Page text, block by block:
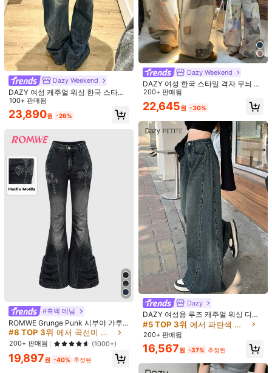
4.92 1.1M 팔로워
4.92
4.92 1.1M 팔로워
4.92 1.1M 팔로워
4.92 1.1M 팔로워
4.92 1.1M 팔로워
4.92 1.1M 팔로워
1.1M 팔로워
29,290 원
26% OFF
25,490
26% OFF
19,690원 9,860원
좋은 품질 (9999+) 예쁨 (9999+)
마음에 드실 거예요.
추천순 속옷 & 잠옷 의류 액세서리 가방 & 러기지 신발 스포츠
#패독 프린세스
Dazy Weekend
DAZY 여성 캐주얼 워싱 한국 스타일
스트릿웨어 청바지
100+ 판매됨
23,890원 -26%
#흑백 데님
ROMWE Grunge Punk 시부야 갸루
서브컬처 Y2K 레트로 리바이벌 크로
스 메탈 스터드 스키니 헤짐 디스트레
스드 여성 Kpop 로우 웨이스트 플레
어 데님 팬츠
#8 TOP 3위 에서 곡선미 여성 데님
200+ 판매됨 (1000+)
19,897원 -40% 추정된
Dazy Weekend
DAZY 여성 한국 스타일 격자 무늬 옴
브레 루즈핏 다용도 캐주얼 데님 청바
지, 봄/여름
200+ 판매됨
22,645원 -30%
Dazy
DAZY 여성용 루즈 캐주얼 워싱 디스
트레스드 데님 청바지 페티트
#5 TOP 3위 에서 파란색 데님 팬츠
거의 매진!
#5 TOP 3위 에서 파란색 데님 팬츠
거의 매진!
#5 TOP 3위 에서 파란색 데님 팬츠
거의 매진!
#5 TOP 3위
거의 매진!
200+ 판매됨
16,567원 -37% 추정된